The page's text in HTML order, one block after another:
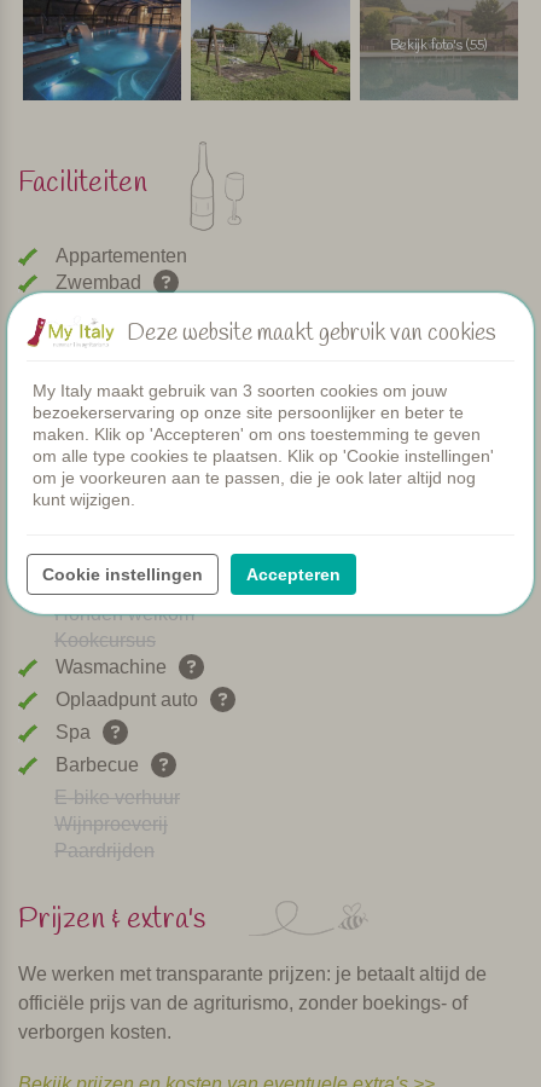
Bekijk foto's (55)
Faciliteiten
Appartementen
Zwembad
Restaurant
Kamers
Gezamenlijke diners
WIFI
Verwarmd zwembad
Ontbijt
Airco
Brood service
Afwasmachine
Honden welkom
Kookcursus
Wasmachine
Oplaadpunt auto
Spa
Barbecue
E-bike verhuur
Wijnproeverij
Paardrijden
Prijzen & extra's
We werken met transparante prijzen: je betaalt altijd de
officiële prijs van de agriturismo, zonder boekings- of
verborgen kosten.
Deze website maakt gebruik van cookies
My Italy maakt gebruik van 3 soorten cookies om jouw
bezoekerservaring op onze site persoonlijker en beter te
maken. Klik op 'Accepteren' om ons toestemming te geven
om alle type cookies te plaatsen. Klik op 'Cookie instellingen'
om je voorkeuren aan te passen, die je ook later altijd nog
kunt wijzigen.
Cookie instellingen Accepteren